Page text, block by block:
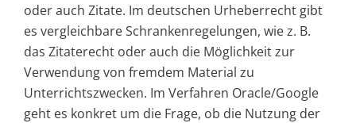
oder auch Zitate. Im deutschen Urheberrecht gibt
es vergleichbare Schrankenregelungen, wie z. B.
das Zitaterecht oder auch die Möglichkeit zur
Verwendung von fremdem Material zu
Unterrichtszwecken. Im Verfahren Oracle/Google
geht es konkret um die Frage, ob die Nutzung der